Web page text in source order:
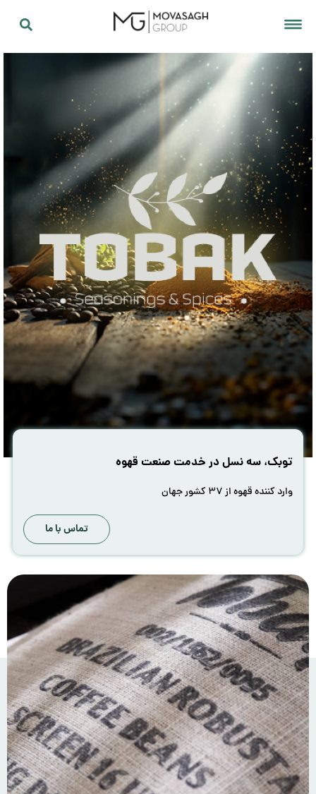
توبک، سه نسل در خدمت صنعت قهوه
وارد کننده قهوه از ۳۷ کشور جهان
تماس با ما